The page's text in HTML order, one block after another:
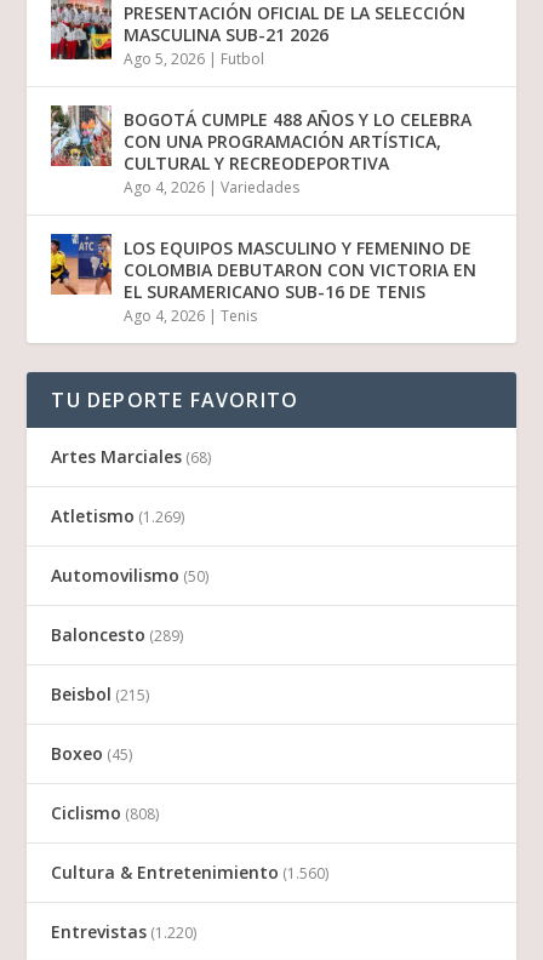
PRESENTACIÓN OFICIAL DE LA SELECCIÓN
MASCULINA SUB-21 2026
Ago 5, 2026 | Futbol
BOGOTÁ CUMPLE 488 AÑOS Y LO CELEBRA
CON UNA PROGRAMACIÓN ARTÍSTICA,
CULTURAL Y RECREODEPORTIVA
Ago 4, 2026 |Variedades
LOS EQUIPOS MASCULINO Y FEMENINO DE
COLOMBIA DEBUTARON CON VICTORIA EN
EL SURAMERICANO SUB-16 DE TENIS
Ago 4, 2026 |Tenis
TU DEPORTE FAVORITO
Artes Marciales (68)
Atletismo (1.269)
Automovilismo (50)
Baloncesto (289)
Beisbol (215)
Boxeo (45)
Ciclismo (808)
Cultura & Entretenimiento (1.560)
Entrevistas (1.220)